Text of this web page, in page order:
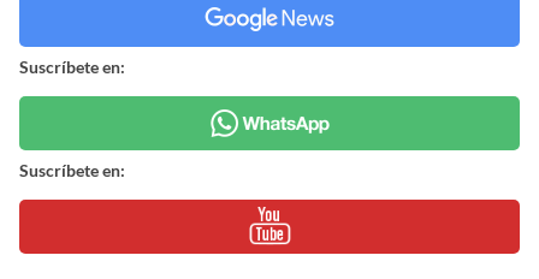
Suscríbete en:
Suscríbete en: